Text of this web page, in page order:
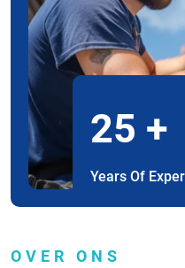
25 +
Years Of
OVER ONS